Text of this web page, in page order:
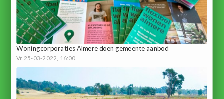
Woningcorporaties Almere doen gemeente aanbod
Vr 25-03-2022, 16:00